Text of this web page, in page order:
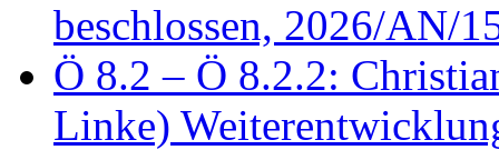
beschlossen, 2026/AN/
Ö 8.2 – Ö 8.2.2:
Linke)